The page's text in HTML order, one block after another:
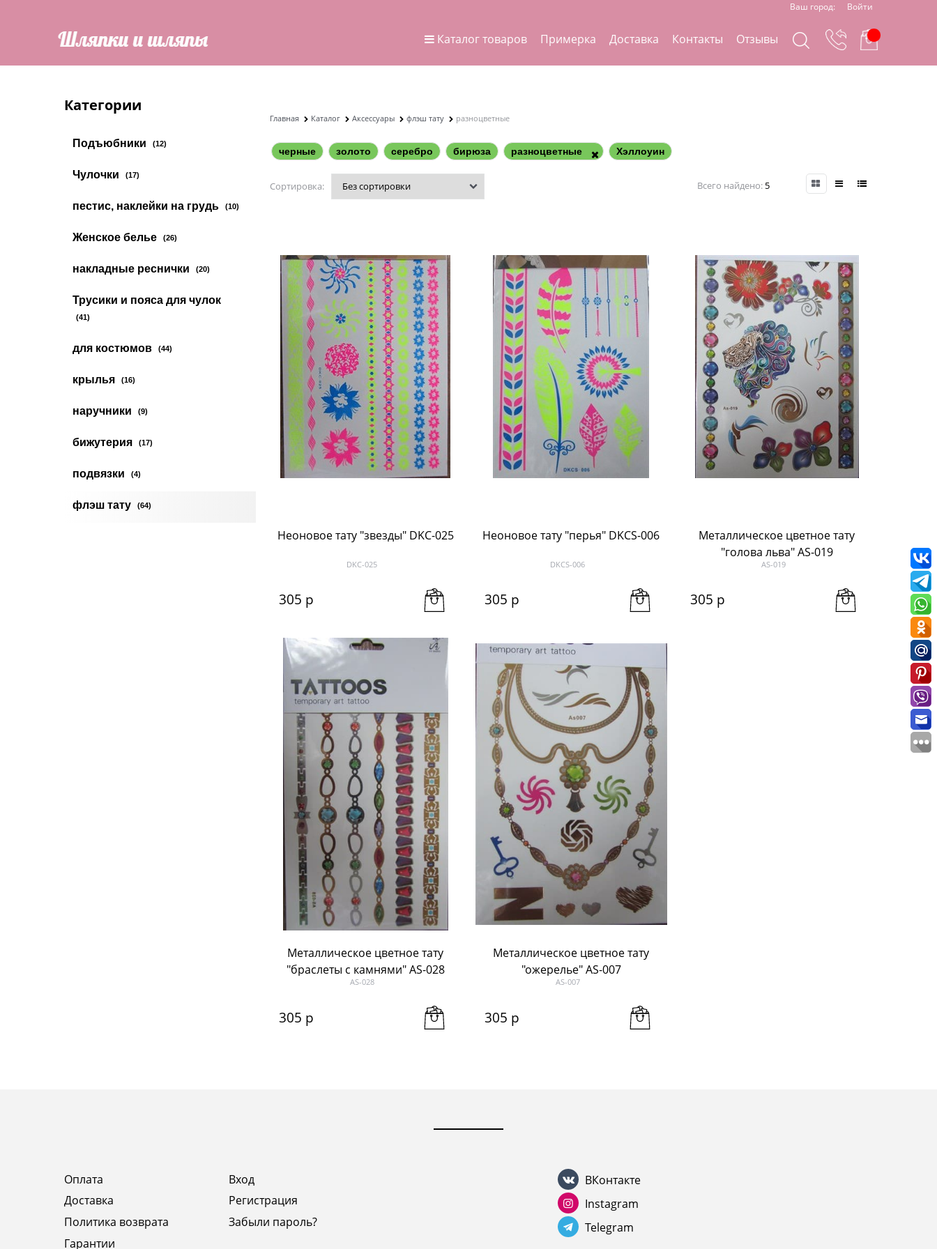
Ваш город: Войти
Каталог товаров Примерка Доставка Контакты Отзывы
Категории
Подъюбники (12)
Чулочки (17)
пестис, наклейки на грудь (10)
Женское белье (26)
накладные реснички (20)
Трусики и пояса для чулок
(41)
для костюмов (44)
крылья (16)
наручники (9)
бижутерия (17)
подвязки (4)
флэш тату (64)
Главная Каталог Аксессуары флэш тату разноцветные
черные золото серебро бирюза разноцветные Хэллоуин
Сортировка: Всего найдено: 5
Неоновое тату "звезды" DKC-025
DKC-025
305 р
Неоновое тату "перья" DKCS-006
DKCS-006
305 р
Металлическое цветное тату
"голова льва" AS-019
AS-019
305 р
Металлическое цветное тату
"браслеты с камнями" AS-028
AS-028
305 р
Металлическое цветное тату
"ожерелье" AS-007
AS-007
305 р
Оплата
Доставка
Политика возврата
Гарантии
Вход
Регистрация
Забыли пароль?
ВКонтакте
Instagram
Telegram